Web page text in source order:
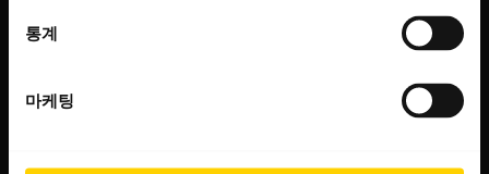
통계
마케팅